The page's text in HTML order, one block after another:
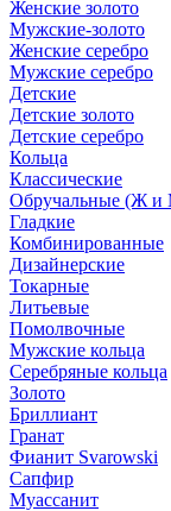
Женские золото
Мужские-золото
Женские серебро
Мужские серебро
Детские
Детские золото
Детские серебро
Кольца
Классические
Обручальные (Ж и
Гладкие
Комбинированные
Дизайнерские
Токарные
Литьевые
Помолвочные
Мужские кольца
Серебряные кольца
Золото
Бриллиант
Гранат
Фианит Svarowski
Сапфир
Муассанит